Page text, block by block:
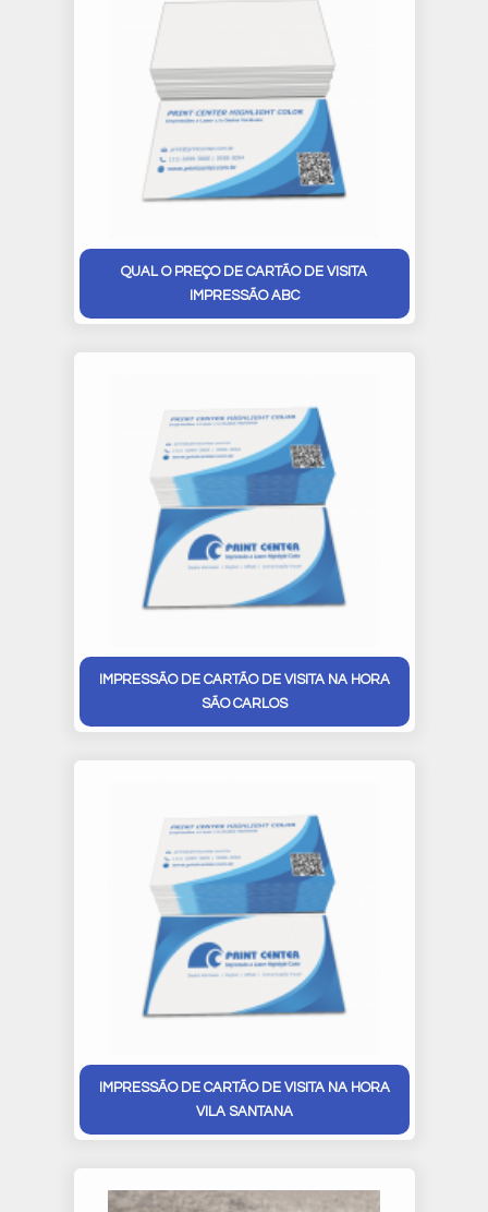
QUAL O PREÇO DE CARTÃO DE VISITA
IMPRESSÃO ABC
IMPRESSÃO DE CARTÃO DE VISITA NA HORA
SÃO CARLOS
IMPRESSÃO DE CARTÃO DE VISITA NA HORA
VILA SANTANA